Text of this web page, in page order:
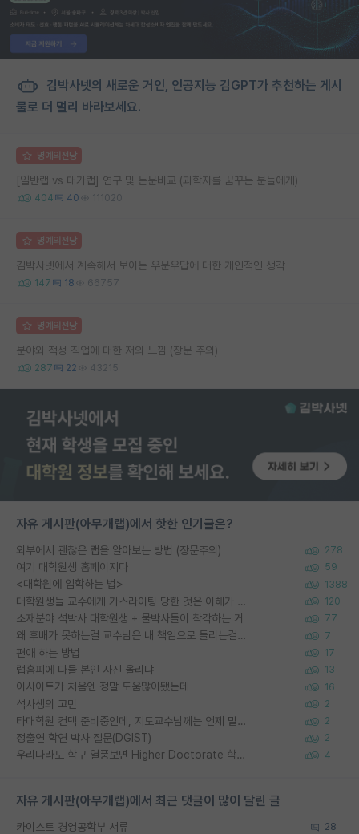
김박사넷의 새로운 거인, 인공지능 김GPT가 추천하는 게시
물로 더 멀리 바라보세요.
명예의전당
[일반랩 vs 대가랩] 연구 및 논문비교 (과학자를 꿈꾸는 분들에게)
404 40 111020
명예의전당
김박사넷에서 계속해서 보이는 우문우답에 대한 개인적인 생각
147 18 66757
명예의전당
분야와 적성 직업에 대한 저의 느낌 (장문 주의)
287 22 43215
자유 게시판(아무개랩)에서 핫한 인기글은?
외부에서 괜찮은 랩을 알아보는 방법 (장문주의) 278
여기 대학원생 홈페이지다 59
<대학원에 입학하는 법> 1388
대학원생들 교수에게 가스라이팅 당한 것은 이해가 갑니다. 안타깝네요. 120
소재분야 석박사 대학원생 + 물박사들이 착각하는 거 77
왜 후배가 못하는걸 교수님은 내 책임으로 돌리는걸까요? 7
편애 하는 방법 17
랩홈피에 다들 본인 사진 올리냐 13
이사이트가 처음엔 정말 도움많이됐는데 16
석사생의 고민 2
타대학원 컨텍 준비중인데, 지도교수님께는 언제 말씀드려야 할까요? 2
정출연 학연 박사 질문(DGIST) 2
우리나라도 학구 열풍보면 Higher Doctorate 학위가 필요하다고 봅니다. 4
자유 게시판(아무개랩)에서 최근 댓글이 많이 달린 글
카이스트 경영공학부 서류 28